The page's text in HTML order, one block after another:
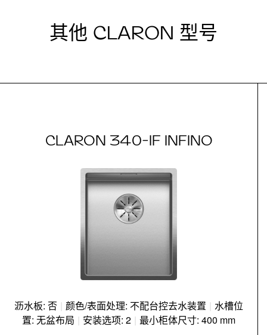
其他 CLARON 型号
CLARON 340-IF INFINO
沥水板: 否 | 颜色/表面处理: 不配台控去水装置 | 水槽位
置: 无盆布局 | 安装选项: 2 | 最小柜体尺寸: 400 mm